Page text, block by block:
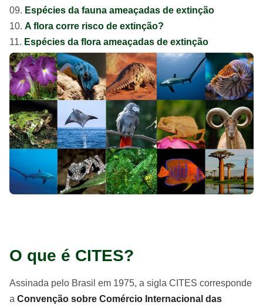
Espécies da fauna ameaçadas de extinção
A flora corre risco de extinção?
Espécies da flora ameaçadas de extinção
O que é CITES?
Assinada pelo Brasil em 1975, a sigla CITES corresponde
a Convenção sobre Comércio Internacional das